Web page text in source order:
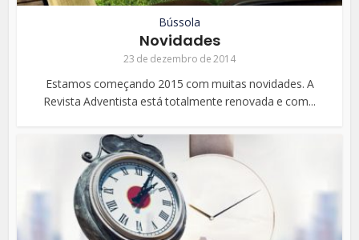
Bússola
Novidades
23 de dezembro de 2014
Estamos começando 2015 com muitas novidades. A
Revista Adventista está totalmente renovada e com...